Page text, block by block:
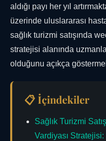
aldığı payı her yıl
üzerinde uluslararası
sağlık turizmi satışında
stratejisi alanında
olduğunu açıkça
📋 İçindekiler
Sağlık Turizmi
Vardiyası